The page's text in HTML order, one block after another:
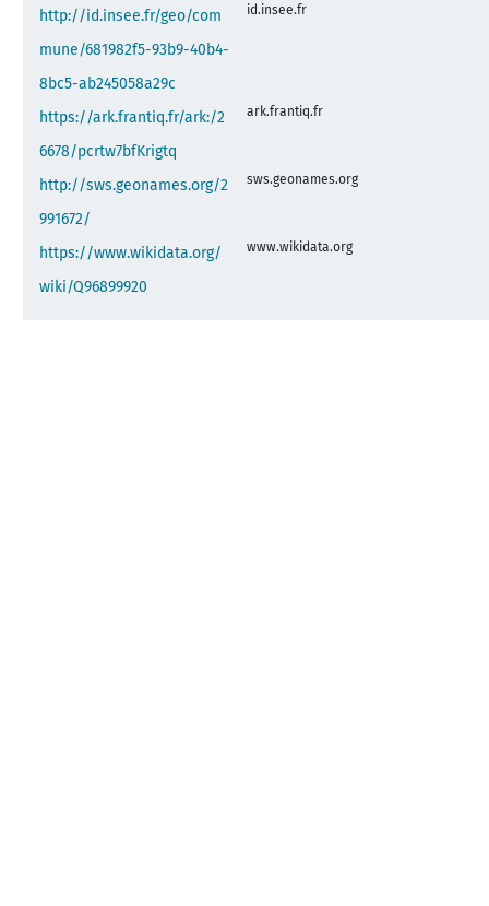
http://id.insee.fr/geo/com
mune/681982f5-93b9-40b4-
8bc5-ab245058a29c
id.insee.fr
https://ark.frantiq.fr/ark:/2
6678/pcrtw7bfKrigtq
ark.frantiq.fr
http://sws.geonames.org/2
991672/
sws.geonames.org
https://www.wikidata.org/
wiki/Q96899920
www.wikidata.org